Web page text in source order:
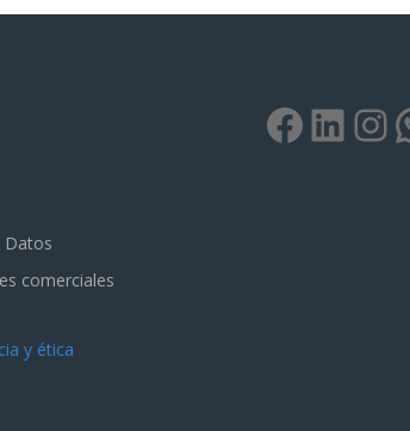
Datos
comerciales
y ética